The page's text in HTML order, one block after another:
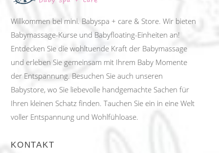
Willkommen bei mini. Babyspa + care & Store. Wir bieten
Babymassage-Kurse und Babyfloating-Einheiten an!
Entdecken Sie die wohltuende Kraft der Babymassage
und erleben Sie gemeinsam mit Ihrem Baby Momente
der Entspannung. Besuchen Sie auch unseren
Babystore, wo Sie liebevolle handgemachte Sachen für
Ihren kleinen Schatz finden. Tauchen Sie ein in eine Welt
voller Entspannung und Wohlfühloase.
KONTAKT